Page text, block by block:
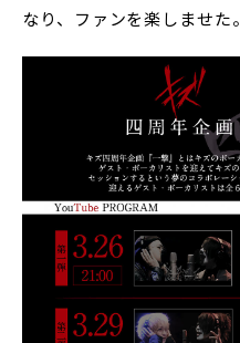
なり、ファンを楽しませた。